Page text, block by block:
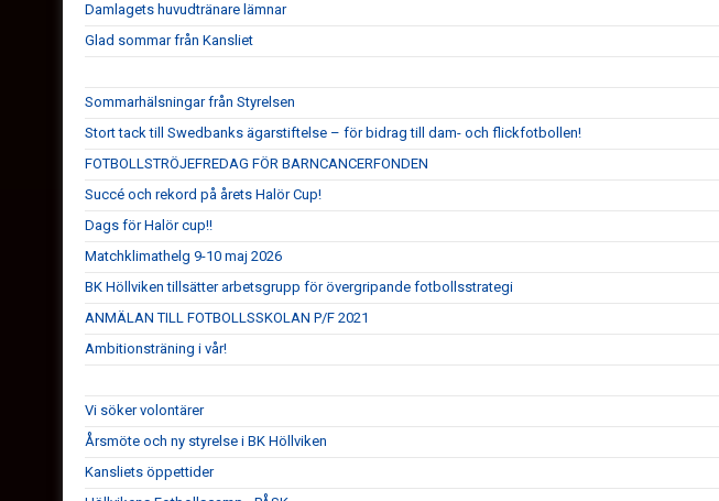
Damlagets huvudtränare lämnar
Glad sommar från Kansliet
Sommarhälsningar från Styrelsen
Stort tack till Swedbanks ägarstiftelse – för bidrag till dam- och flickfotbollen!
FOTBOLLSTRÖJEFREDAG FÖR BARNCANCERFONDEN
Succé och rekord på årets Halör Cup!
Dags för Halör cup!!
Matchklimathelg 9-10 maj 2026
BK Höllviken tillsätter arbetsgrupp för övergripande fotbollsstrategi
ANMÄLAN TILL FOTBOLLSSKOLAN P/F 2021
Ambitionsträning i vår!
Vi söker volontärer
Årsmöte och ny styrelse i BK Höllviken
Kansliets öppettider